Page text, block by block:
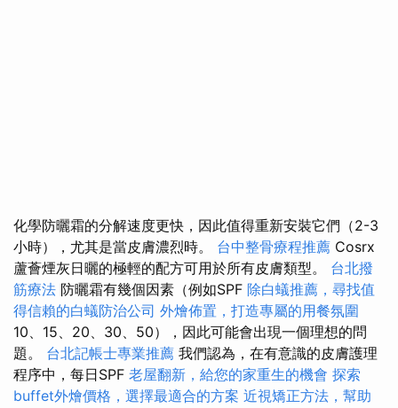
化學防曬霜的分解速度更快，因此值得重新安裝它們（2-3
小時），尤其是當皮膚濃烈時。 台中整骨療程推薦 Cosrx
蘆薈煙灰日曬的極輕的配方可用於所有皮膚類型。 台北撥
筋療法 防曬霜有幾個因素（例如SPF 除白蟻推薦，尋找值
得信賴的白蟻防治公司 外燴佈置，打造專屬的用餐氛圍
10、15、20、30、50），因此可能會出現一個理想的問
題。 台北記帳士專業推薦 我們認為，在有意識的皮膚護理
程序中，每日SPF 老屋翻新，給您的家重生的機會 探索
buffet外燴價格，選擇最適合的方案 近視矯正方法，幫助